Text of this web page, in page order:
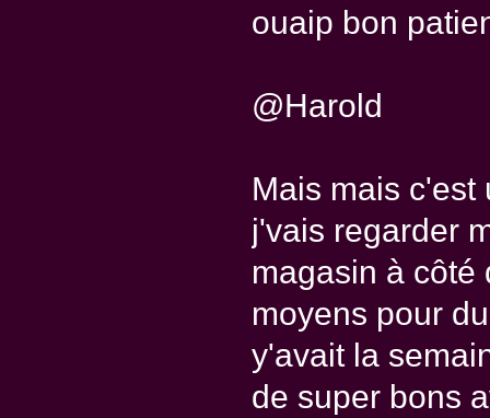
ouaip bon
@Harold
Mais mais c'est
j'vais regarder
magasin à côté
moyens pour
y'avait la
de super bons